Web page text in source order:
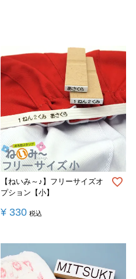
【ねいみ～♪】フリーサイズオ
プション【小】
¥ 330 税込